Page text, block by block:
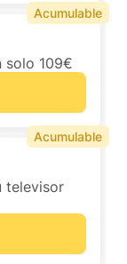
solo 109€
Acumulable
televisor
Acumulable